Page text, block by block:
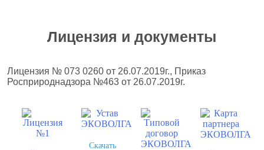
Лицензия и документы
Лицензия № 073 0260 от 26.07.2019г., Приказ
Росприроднадзора №463 от 26.07.2019г.
Скачать